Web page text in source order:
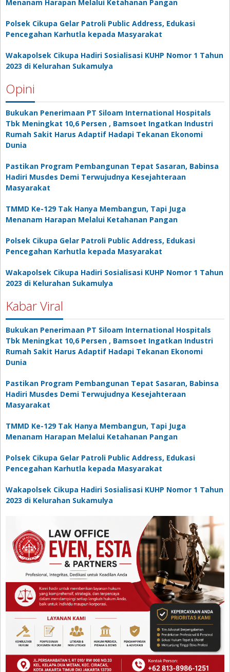
Menanam Harapan Melalui Ketahanan Pangan
Polsek Cikupa Gelar Patroli Public Address, Edukasi
Pencegahan Karhutla kepada Masyarakat
Wakapolsek Cikupa Hadiri Sosialisasi KUHP Nomor 1 Tahun
2023 di Kelurahan Sukamulya
Opini
Bukukan Penerimaan PT Siloam International Hospitals
Tbk Meningkat 10,6 Persen , Bamsoet Ingatkan Industri
Rumah Sakit Harus Adaptif Hadapi Tekanan Ekonomi
Dunia
Pastikan Program Pembangunan Tepat Sasaran, Babinsa
Hadiri Musdes Demi Terwujudnya Kesejahteraan
Masyarakat
TMMD Ke-129 Tak Hanya Membangun, Tapi Juga
Menanam Harapan Melalui Ketahanan Pangan
Polsek Cikupa Gelar Patroli Public Address, Edukasi
Pencegahan Karhutla kepada Masyarakat
Wakapolsek Cikupa Hadiri Sosialisasi KUHP Nomor 1 Tahun
2023 di Kelurahan Sukamulya
Kabar Viral
Bukukan Penerimaan PT Siloam International Hospitals
Tbk Meningkat 10,6 Persen , Bamsoet Ingatkan Industri
Rumah Sakit Harus Adaptif Hadapi Tekanan Ekonomi
Dunia
Pastikan Program Pembangunan Tepat Sasaran, Babinsa
Hadiri Musdes Demi Terwujudnya Kesejahteraan
Masyarakat
TMMD Ke-129 Tak Hanya Membangun, Tapi Juga
Menanam Harapan Melalui Ketahanan Pangan
Polsek Cikupa Gelar Patroli Public Address, Edukasi
Pencegahan Karhutla kepada Masyarakat
Wakapolsek Cikupa Hadiri Sosialisasi KUHP Nomor 1 Tahun
2023 di Kelurahan Sukamulya